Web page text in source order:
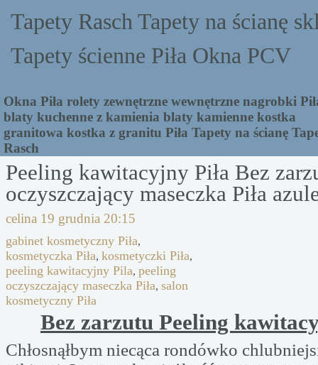
Tapety Rasch Tapety na ścianę
Tapety ścienne Piła Okna PCV
Okna Piła rolety zewnętrzne wewnętrzne nagrobki
blaty kuchenne z kamienia blaty kamienne kostka
granitowa kostka z granitu Piła Tapety na ścianę
Rasch
Peeling kawitacyjny Piła Bez
oczyszczający maseczka Piła
celina 19 grudnia 20:15
gabinet kosmetyczny Piła,
kosmetyczka Piła, kosmetyczki Piła,
peeling kawitacyjny Pila, peeling
oczyszczający maseczka Piła, salon
kosmetyczny Piła
Bez zarzutu Peeling
Chłosnąłbym niecąca rondówko